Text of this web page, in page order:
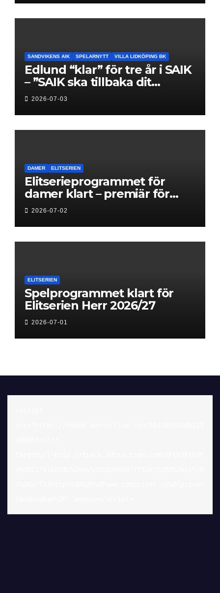
SANDVIKENS AIK SPELARNYTT VILLA LIDKÖPING BK
Edlund “klar” för tre år i SAIK
– ”SAIK ska tillbaka dit
klubben hör hemma”
2026-07-03
DAMER ELITSERIEN
Elitserieprogrammet för
damer klart – premiär för
Next Level
2026-07-02
ELITSERIEN
Spelprogrammet klart för
Elitserien Herr 2026/27
2026-07-01